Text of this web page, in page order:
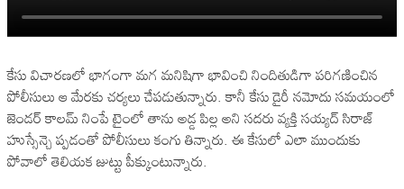
కేసు విచారణలో భాగంగా మగ మనిషిగా భావించి నిందితుడిగా పరిగణించిన
పోలీసులు ఆ మేరకు చర్యలు చేపడుతున్నారు. కానీ కేసు డైరీ నమోదు సమయంలో
జెండర్ కాలమ్ నింపే టైంలో తాను అడ్డ పిల్ల అని సదరు వ్యక్తి సయ్యద్ సిరాజ్
హుస్సేన్చె ప్పడంతో పోలీసులు కంగు తిన్నారు. ఈ కేసులో ఎలా ముందుకు
పోవాలో తెలియక జుట్టు పీక్కుంటున్నారు.